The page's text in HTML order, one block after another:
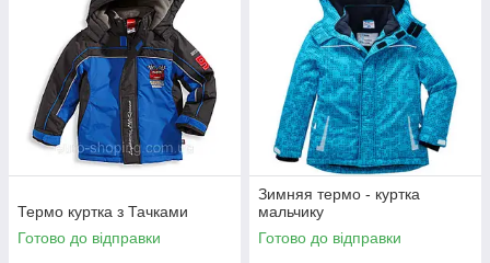
Термо куртка з Тачками
Готово до відправки
Зимняя термо - куртка
мальчику
Готово до відправки